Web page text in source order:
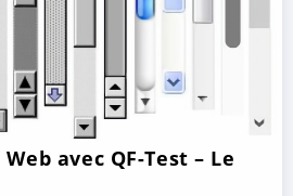
avec QF-Test – Le